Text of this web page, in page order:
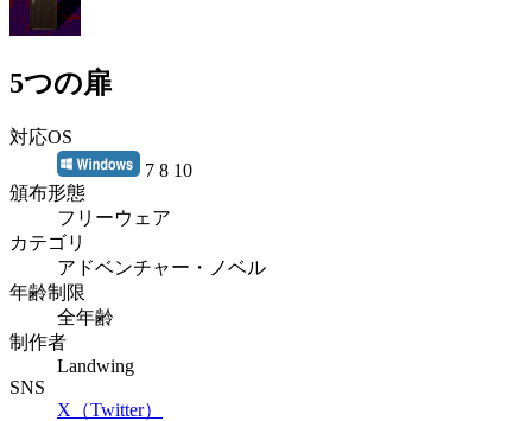
5つの扉
対応OS
7 8 10
頒布形態
フリーウェア
カテゴリ
アドベンチャー・ノベル
年齢制限
全年齢
制作者
Landwing
SNS
X（Twitter）